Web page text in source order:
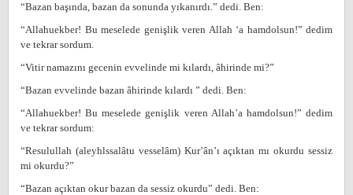
“Bazan başında, bazan da sonunda yıkanırdı.” dedi. Ben:
“Allahuekber! Bu meselede genişlik veren Allah ‘a hamdolsun!” dedim
ve tekrar sordum.
“Vitir namazını gecenin evvelinde mi kılardı, âhirinde mi?”
“Bazan evvelinde bazan âhirinde kılardı ” dedi. Ben:
“Allahuekber! Bu meselede genişlik veren Allah’a hamdolsun!” dedim
ve tekrar sordum:
“Resulullah (aleyhlssalâtu vesselâm) Kur’ân’ı açıktan mı okurdu sessiz
mi okurdu?”
“Bazan açıktan okur bazan da sessiz okurdu” dedi. Ben: